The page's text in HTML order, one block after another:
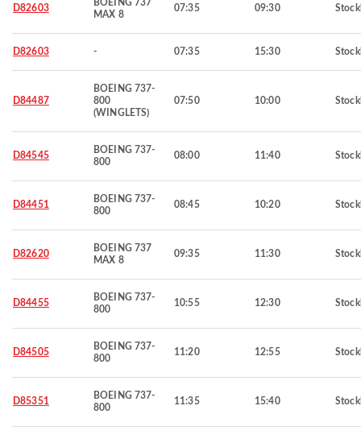
D82603
BOEING 737
MAX 8
07:35 09:30
D82603 - 07:35 15:30
D84487
BOEING 737-
800
(WINGLETS)
07:50 10:00
D84545
BOEING 737-
800
08:00 11:40
D84451
BOEING 737-
800
08:45 10:20
D82620
BOEING 737
MAX 8
09:35 11:30
D84455
BOEING 737-
800
10:55 12:30
D84505
BOEING 737-
800
11:20 12:55
D85351
BOEING 737-
800
11:35 15:40